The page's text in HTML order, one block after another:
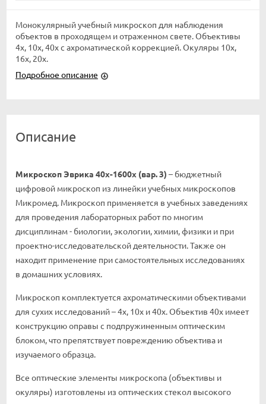
Монокулярный учебный микроскоп для наблюдения
объектов в проходящем и отраженном свете. Объективы
4х, 10х, 40х с ахроматической коррекцией. Окуляры 10х,
16х, 20х.
Подробное описание
Описание
Микроскоп Эврика 40х-1600х (вар. 3) – бюджетный
цифровой микроскоп из линейки учебных микроскопов
Микромед. Микроскоп применяется в учебных заведениях
для проведения лабораторных работ по многим
дисциплинам - биологии, экологии, химии, физики и при
проектно-исследовательской деятельности. Также он
находит применение при самостоятельных исследованиях
в домашних условиях.
Микроскоп комплектуется ахроматическими объективами
для сухих исследований – 4x, 10x и 40x. Объектив 40x имеет
конструкцию оправы с подпружиненным оптическим
блоком, что препятствует повреждению объектива и
изучаемого образца.
Все оптические элементы микроскопа (объективы и
окуляры) изготовлены из оптических стекол высокого